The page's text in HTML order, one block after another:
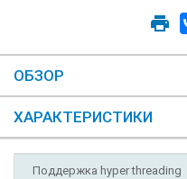
ОБЗОР
ХАРАКТЕРИСТИКИ
Поддержка hyper threading